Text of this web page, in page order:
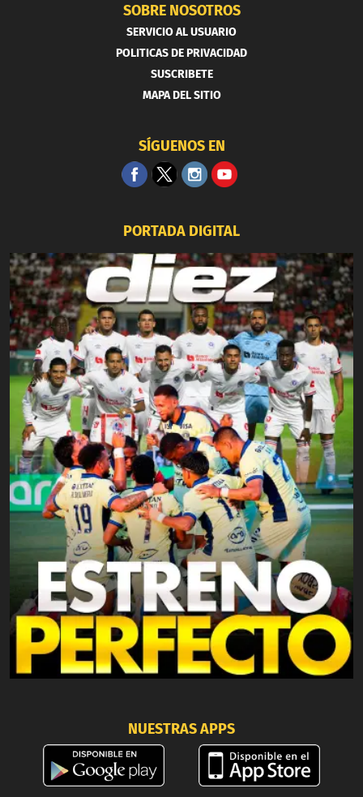
SOBRE NOSOTROS
SERVICIO AL USUARIO
POLITICAS DE PRIVACIDAD
SUSCRIBETE
MAPA DEL SITIO
SÍGUENOS EN
PORTADA DIGITAL
NUESTRAS APPS